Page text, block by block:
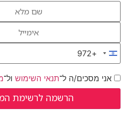
Israel +972
+972
אני מסכים/ה ל־תנאי השימושול־